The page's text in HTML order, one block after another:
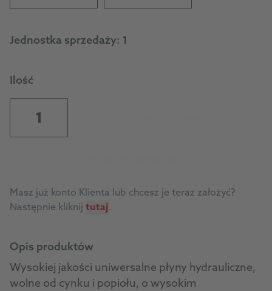
Opis produktów
Wysokiej jakości uniwersalne płyny hydrauliczne,
wolne od cynku i popiołu, o wysokim
Jednostka sprzedaży: 1
Ilość
Masz już konto Klienta lub chcesz je teraz założyć?
Następnie kliknij tutaj.